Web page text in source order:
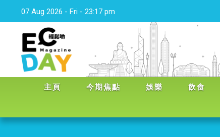
07 Aug 2026 - Fri - 23:17 pm
主頁 今期焦點 娛樂 飲食